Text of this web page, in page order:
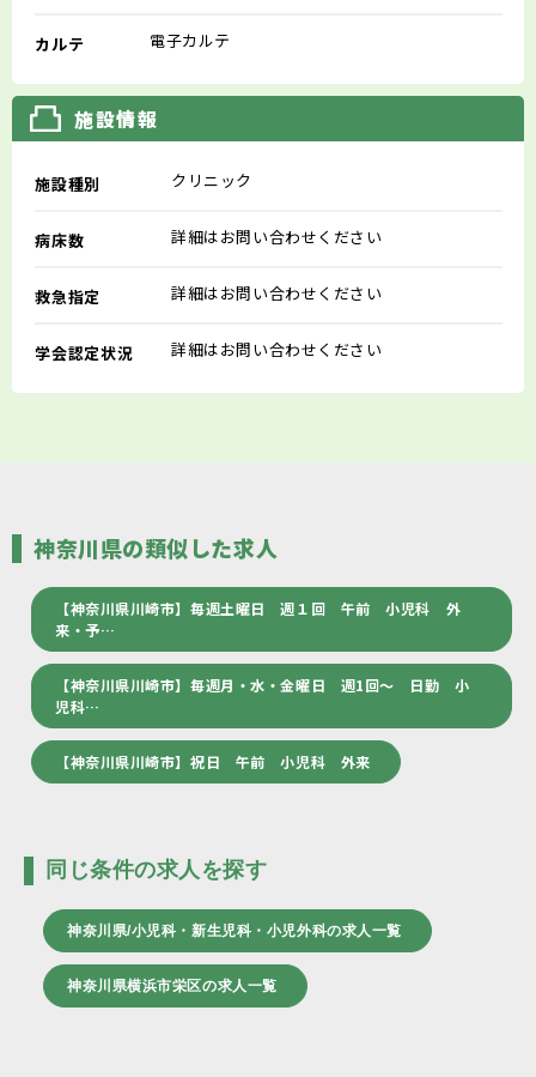
カルテ 電子カルテ
施設情報
施設種別 クリニック
病床数 詳細はお問い合わせください
救急指定 詳細はお問い合わせください
学会認定状況 詳細はお問い合わせください
神奈川県の類似した求人
【神奈川県川崎市】毎週土曜日 週１回 午前 小児科 外
来・予…
【神奈川県川崎市】毎週月・水・金曜日 週1回～ 日勤 小
児科…
【神奈川県川崎市】祝日 午前 小児科 外来
同じ条件の求人を探す
神奈川県/小児科・新生児科・小児外科の求人一覧
神奈川県横浜市栄区の求人一覧